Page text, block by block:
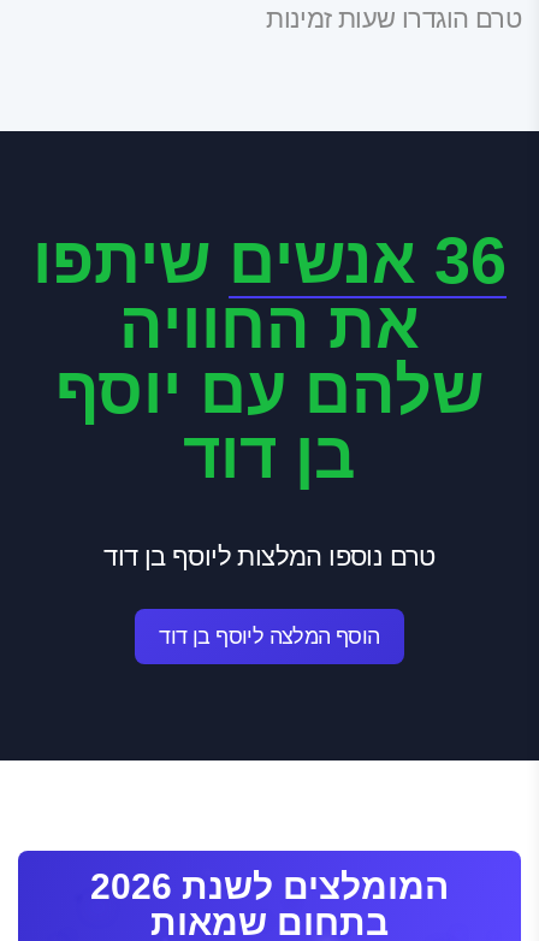
טרם הוגדרו שעות זמינות
36 אנשים
שיתפו
את החוויה
שלהם עם יוסף
בן דוד
טרם נוספו המלצות ליוסף בן דוד
הוסף המלצה ליוסף בן דוד
המומלצים לשנת 2026
בתחום שמאות